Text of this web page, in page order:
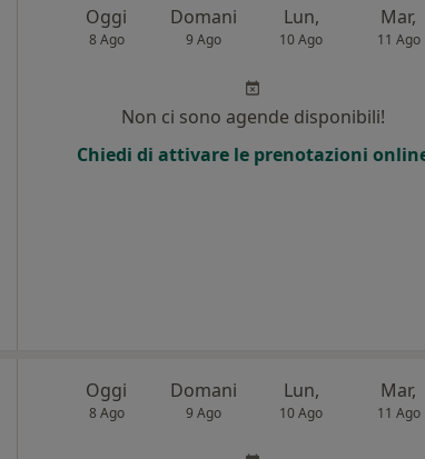
Oggi
8 Ago
Domani
9 Ago
Lun,
10 Ago
Mar,
11 Ago
Non ci sono agende disponibili!
Chiedi di attivare le prenotazioni
Oggi
8 Ago
Domani
9 Ago
Lun,
10 Ago
Mar,
11 Ago